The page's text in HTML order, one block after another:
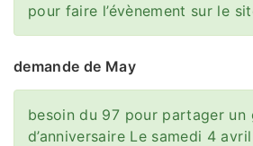
pour faire l’évènement sur le
demande de May
besoin du 97 pour partager un
d’anniversaire Le samedi 4